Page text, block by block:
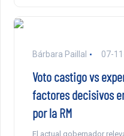
Bárbara Paillal 07-
Voto castigo vs
factores decisivos
por la RM
El actual gobernador